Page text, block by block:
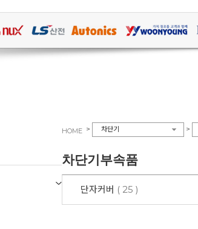
HOME > 차단기 >
차단기부속품
단자커버 ( 25 )